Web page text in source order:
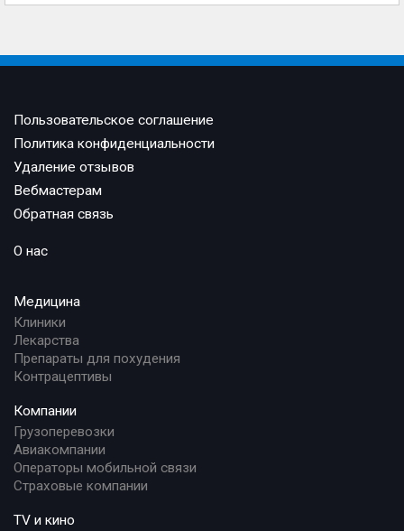
Пользовательское соглашение
Политика конфиденциальности
Удаление отзывов
Вебмастерам
Обратная связь
О нас
Медицина
Клиники
Лекарства
Препараты для похудения
Контрацептивы
Компании
Грузоперевозки
Авиакомпании
Операторы мобильной связи
Страховые компании
TV и кино